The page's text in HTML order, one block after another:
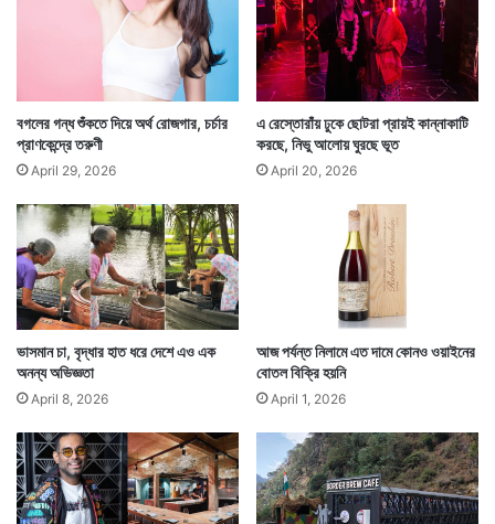
এই জুলাইকে শসা উৎসবের জন্য বেছে নেওয়ার কারণ রয়েছে।
সুজদানের উৎকৃষ্ট মানের শসা চাষের পর তা ঘরে তোলা শুরু হয় এই
জুলাই মাসে। তারপর তা বিক্রি। যেহেতু এই সময় শসা ঘরে তোলা
হয়, তাই তাকে কেন্দ্র করেই আনন্দ। আর সেই আনন্দেই এই
আন্তর্জাতিক শসা উৎসব।
ল
ক
বগলের গন্ধ শুঁকতে দিয়ে অর্থ রোজগার, চর্চার
প্রাণকেন্দ্রে তরুণী
April 29, 2026
এ রেস্তোরাঁয় ঢুকে ছোটরা প্রায়ই কান্নাকাটি
করছে, নিভু আলোয় ঘুরছে ভূত
April 20, 2026
ভাসমান চা, বৃদ্ধার হাত ধরে দেশে এও এক
অনন্য অভিজ্ঞতা
April 8, 2026
আজ পর্যন্ত নিলামে এত দামে কোনও ওয়াইনের
বোতল বিক্রি হয়নি
April 1, 2026